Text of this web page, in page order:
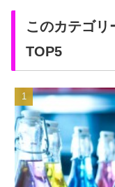
このカテゴリ
TOP5